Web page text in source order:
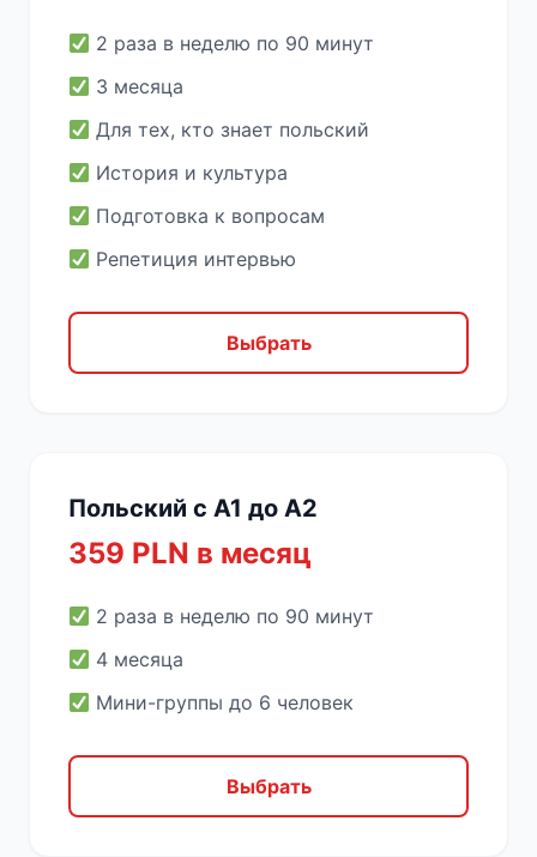
2 раза в неделю по 90 минут
3 месяца
Для тех, кто знает польский
История и культура
Подготовка к вопросам
Репетиция интервью
Выбрать
Польский с A1 до A2
359 PLN в месяц
2 раза в неделю по 90 минут
4 месяца
Мини-группы до 6 человек
Выбрать